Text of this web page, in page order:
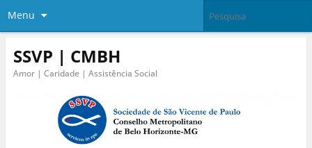
Menu
SSVP | CMBH
Amor | Caridade | Assistência Social